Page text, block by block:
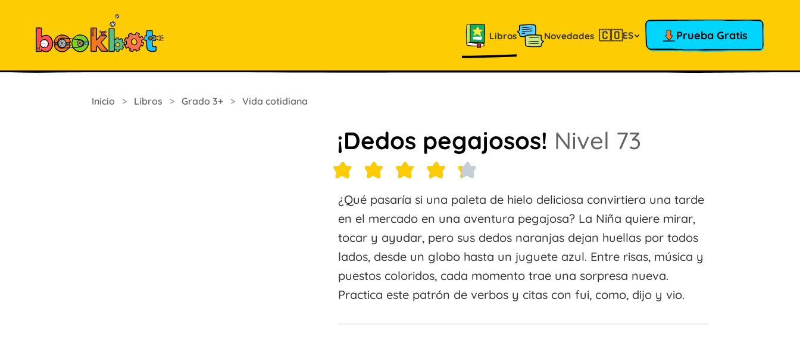
Libros Novedades 🇨🇴ES Prueba Gratis
Inicio > Libros > Grado 3+ > Vida cotidiana
¡Dedos pegajosos! Nivel 73
¿Qué pasaría si una paleta de hielo deliciosa convirtiera una tarde
en el mercado en una aventura pegajosa? La Niña quiere mirar,
tocar y ayudar, pero sus dedos naranjas dejan huellas por todos
lados, desde un globo hasta un juguete azul. Entre risas, música y
puestos coloridos, cada momento trae una sorpresa nueva.
Practica este patrón de verbos y citas con fui, como, dijo y vio.